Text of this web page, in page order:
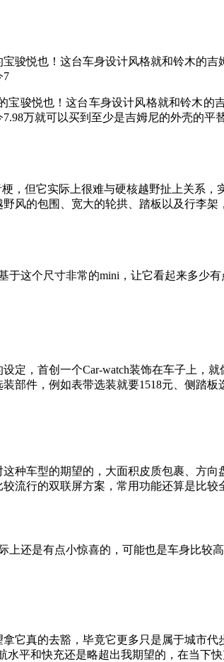
骏悦也！这台车身设计风格就和铃木的
7
骏悦也！这台车身设计风格就和铃木
万就可以买到至少是吉姆尼的外壳的平
，但它实际上很难与硬核越野扯上关系
风的包围、宽大的轮拱、踏板以及行李架
这个尺寸非常的mini，让它看起来多少有
定，首创一个Car-watch装饰在车子上，
件，例如表带选装就要1518元、侧踏
种车型的期望的，大面积皮质包裹、方
流行的双联屏方案，常用功能还算是比
还是有点小惊喜的，可能也是车身比较
它真的去豁，毕竟它更多只是属于城市
平和快充还是略超出我期望的，在当下